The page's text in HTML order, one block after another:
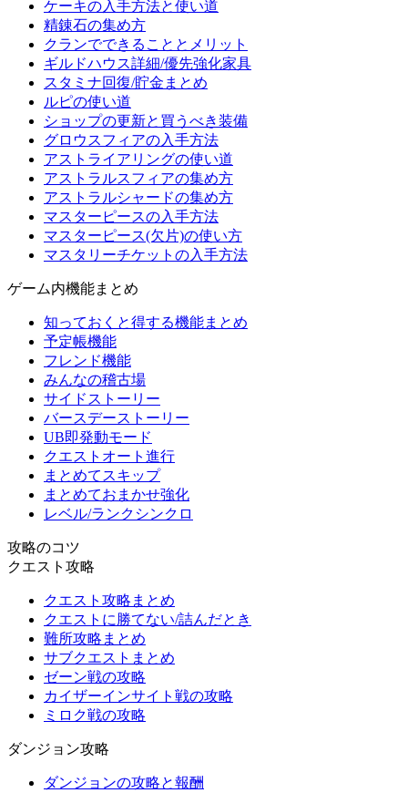
ケーキの入手方法と使い道
精錬石の集め方
クランでできることとメリット
ギルドハウス詳細/優先強化家具
スタミナ回復/貯金まとめ
ルピの使い道
ショップの更新と買うべき装備
グロウスフィアの入手方法
アストライアリングの使い道
アストラルスフィアの集め方
アストラルシャードの集め方
マスターピースの入手方法
マスターピース(欠片)の使い方
マスタリーチケットの入手方法
ゲーム内機能まとめ
知っておくと得する機能まとめ
予定帳機能
フレンド機能
みんなの稽古場
サイドストーリー
バースデーストーリー
UB即発動モード
クエストオート進行
まとめてスキップ
まとめておまかせ強化
レベル/ランクシンクロ
攻略のコツ
クエスト攻略
クエスト攻略まとめ
クエストに勝てない/詰んだとき
難所攻略まとめ
サブクエストまとめ
ゼーン戦の攻略
カイザーインサイト戦の攻略
ミロク戦の攻略
ダンジョン攻略
ダンジョンの攻略と報酬